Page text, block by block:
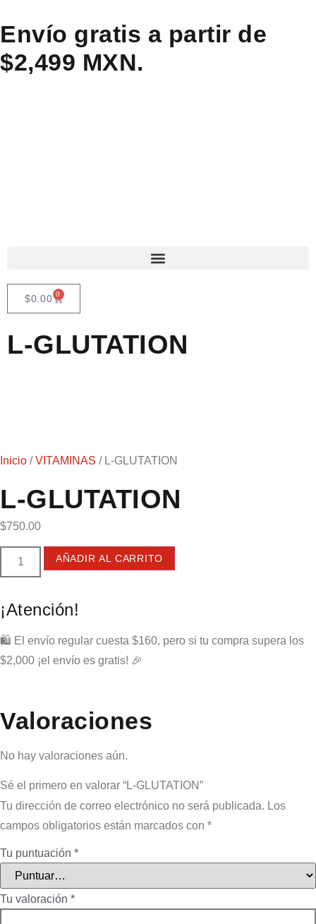
Envío gratis a partir de
$2,499 MXN.
$0.00 0
L-GLUTATION
Inicio /VITAMINAS / L-GLUTATION
L-GLUTATION
$750.00
AÑADIR AL CARRITO
¡Atención!
🛍️ El envío regular cuesta $160, pero si tu compra supera los
$2,000 ¡el envío es gratis! 🎉
Valoraciones
No hay valoraciones aún.
Sé el primero en valorar “L-GLUTATION”
Tu dirección de correo electrónico no será publicada. Los
campos obligatorios están marcados con *
Tu puntuación *
Tu valoración *